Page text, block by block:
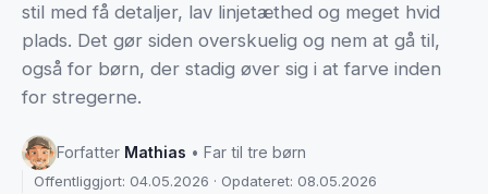
stil med få detaljer, lav linjetæthed og meget hvid
plads. Det gør siden overskuelig og nem at gå til,
også for børn, der stadig øver sig i at farve inden
for stregerne.
Forfatter Mathias • Far til tre børn
Offentliggjort: 04.05.2026 · Opdateret: 08.05.2026